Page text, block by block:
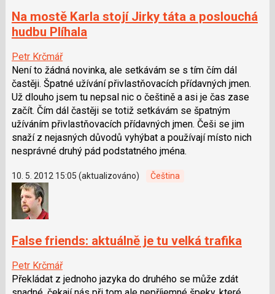
Na mostě Karla stojí Jirky táta a poslouchá
hudbu Plíhala
Petr Krčmář
Není to žádná novinka, ale setkávám se s tím čím dál
častěji. Špatné užívání přivlastňovacích přídavných jmen.
Už dlouho jsem tu nepsal nic o češtině a asi je čas zase
začít. Čím dál častěji se totiž setkávám se špatným
užíváním přivlastňovacích přídavných jmen. Češi se jim
snaží z nejasných důvodů vyhýbat a používají místo nich
nesprávné druhý pád podstatného jména.
10. 5. 2012 15:05 (aktualizováno) Čeština
False friends: aktuálně je tu velká trafika
Petr Krčmář
Překládat z jednoho jazyka do druhého se může zdát